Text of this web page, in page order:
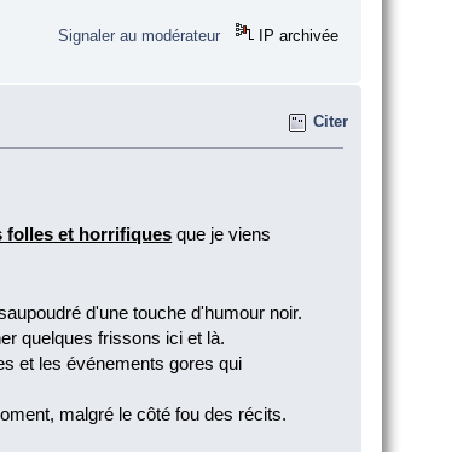
Signaler au modérateur IP archivée
Citer
folles et horrifiques que je viens
d'une touche d'humour noir.
quelques frissons ici et là.
et les événements gores qui
malgré le côté fou des récits.